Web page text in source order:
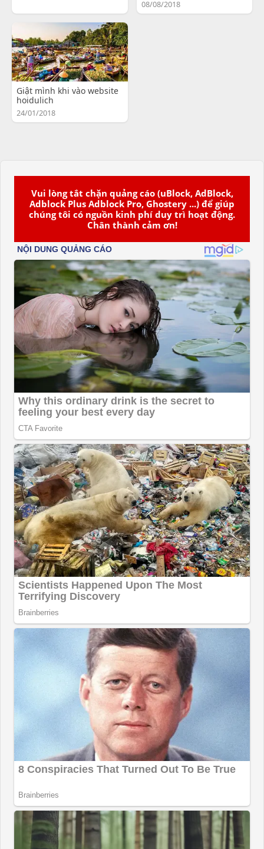
Vui lòng tắt chặn quảng cáo (uBlock, AdBlock,
Adblock Plus Adblock Pro, Ghostery ...) để giúp
chúng tôi có nguồn kinh phí duy trì hoạt động.
Chân thành cảm ơn!
08/08/2018
Giật mình khi vào website
hoidulich
24/01/2018